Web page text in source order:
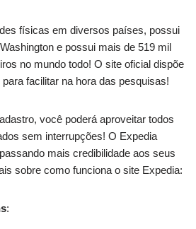
físicas em diversos países, possui
e possui mais de 519 mil
no mundo todo! O site oficial dispõe
facilitar na hora das pesquisas!
você poderá aproveitar todos
sem interrupções! O Expedia
mais credibilidade aos seus
sobre como funciona o site Expedia:
: